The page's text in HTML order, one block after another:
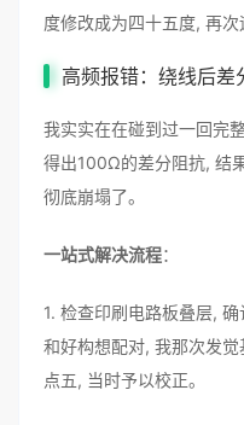
度修改成为四十五度, 再次
高频报错：绕线后差
我实实在在碰到过一回完
得出100Ω的差分阻抗, 结
彻底崩塌了。
一站式解决流程：
1. 检查印刷电路板叠层,
和好构想配对, 我那次发
点五, 当时予以校正。